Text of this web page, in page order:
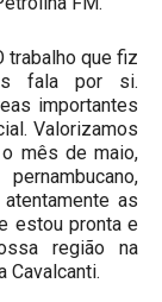
trabalho que fiz
fala por si.
importantes
Valorizamos
mês de maio,
as
estou pronta e
região na
Cavalcanti.